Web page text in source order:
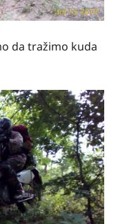
da tražimo kuda